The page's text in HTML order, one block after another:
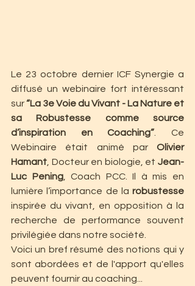
Le 23 octobre dernier ICF Synergie a
diffusé un webinaire fort intéressant
sur “La 3e Voie du Vivant - La Nature et
sa Robustesse comme source
d’inspiration en Coaching”. Ce
Webinaire était animé par Olivier
Hamant, Docteur en biologie, et Jean-
Luc Pening, Coach PCC. Il à mis en
lumière l’importance de la robustesse
inspirée du vivant, en opposition à la
recherche de performance souvent
privilégiée dans notre société.
Voici un bref résumé des notions qui y
sont abordées et de l'apport qu'elles
peuvent fournir au coaching...